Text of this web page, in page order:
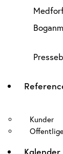
Kunder
Kalender